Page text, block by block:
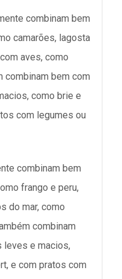
combinam bem
camarões, lagosta
aves, como
combinam bem com
como brie e
com legumes ou
combinam bem
frango e peru,
do mar, como
combinam
leves e macios,
e com pratos com